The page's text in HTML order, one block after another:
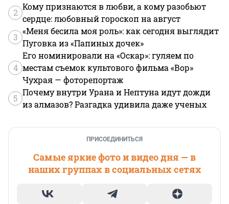
2
Кому признаются в любви, а кому разобьют
сердце: любовный гороскоп на август
3
«Меня бесила моя роль»: как сегодня выглядит
Пуговка из «Папиных дочек»
4
Его номинировали на «Оскар»: гуляем по
местам съемок культового фильма «Вор»
Чухрая — фоторепортаж
5
Почему внутри Урана и Нептуна идут дожди
из алмазов? Разгадка удивила даже ученых
ПРИСОЕДИНИТЬСЯ
Самые яркие фото и видео дня — в
наших группах в социальных сетях